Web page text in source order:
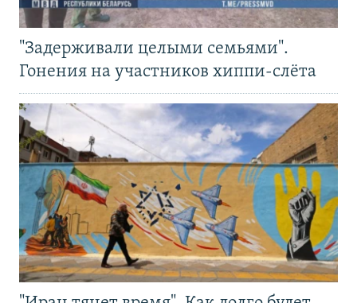
"Задерживали целыми семьями".
Гонения на участников хиппи-слёта